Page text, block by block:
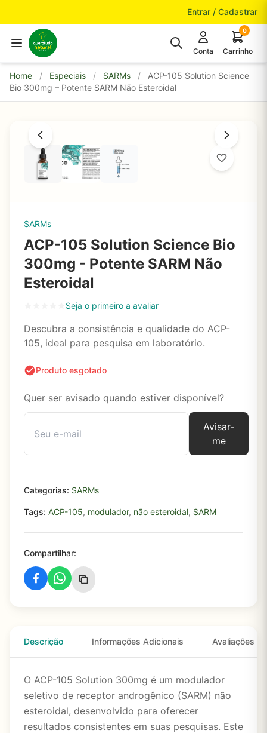
Entrar / Cadastrar
Conta
0
Carrinho
Home / Especiais / SARMs /
ACP-105 Solution Science
Bio 300mg – Potente SARM Não Esteroidal
SARMs
ACP-105 Solution Science Bio
300mg - Potente SARM Não
Esteroidal
Seja o primeiro a avaliar
Descubra a consistência e qualidade do ACP-
105, ideal para pesquisa em laboratório.
Produto esgotado
Quer ser avisado quando estiver disponível?
Avisar-
me
Categorias: SARMs
Tags: ACP-105, modulador, não esteroidal, SARM
Compartilhar:
Descrição Informações Adicionais Avaliações
O ACP-105 Solution 300mg é um modulador
seletivo de receptor androgênico (SARM) não
esteroidal, desenvolvido para oferecer
resultados consistentes em suas pesquisas. Este